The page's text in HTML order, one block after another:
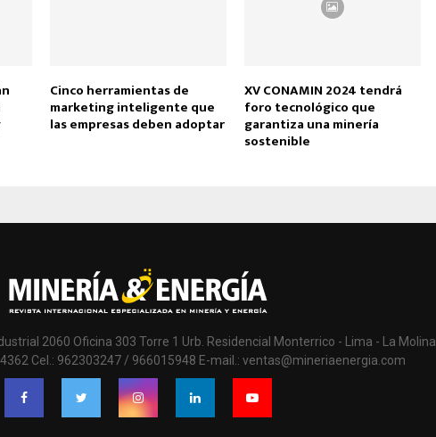
Cinco herramientas de
marketing inteligente que
las empresas deben adoptar
XV CONAMIN 2024 tendrá
foro tecnológico que
garantiza una minería
sostenible
2060 Oficina 303 Torre 1 Urb. Residencial Monterrico - Lima - La Molina
Cel.: 962303247 / 966015948 E-mail.: ventas@mineriaenergia.com